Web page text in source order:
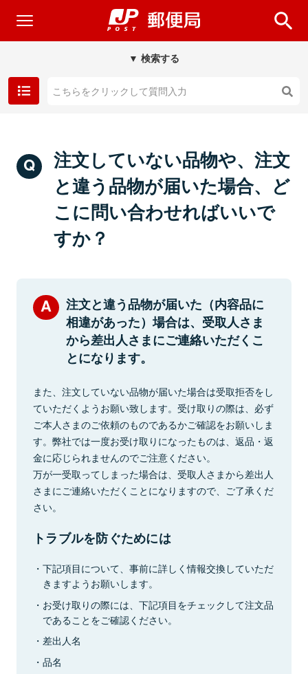
▼ 検索する
注文していない品物や、注文
と違う品物が届いた場合、ど
こに問い合わせればいいで
すか？
注文と違う品物が届いた（内容品に
相違があった）場合は、受取人さま
から差出人さまにご連絡いただくこ
とになります。
また、注文していない品物が届いた場合は受取拒否をし
ていただくようお願い致します。受け取りの際は、必ず
ご本人さまのご依頼のものであるかご確認をお願いしま
す。弊社では一度お受け取りになったものは、返品・返
金に応じられませんのでご注意ください。
万が一受取ってしまった場合は、受取人さまから差出人
さまにご連絡いただくことになりますので、ご了承くだ
さい。
トラブルを防ぐためには
下記項目について、事前に詳しく情報交換していただ
きますようお願いします。
お受け取りの際には、下記項目をチェックして注文品
であることをご確認ください。
差出人名
品名